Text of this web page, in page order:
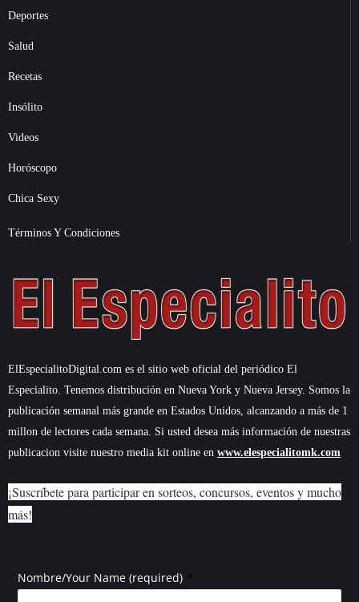
Deportes
Salud
Recetas
Insólito
Videos
Horóscopo
Chica Sexy
Términos Y Condiciones
ElEspecialitoDigital.com es el sitio web oficial del periódico El
Especialito. Tenemos distribución en Nueva York y Nueva Jersey. Somos la
publicación semanal más grande en Estados Unidos, alcanzando a más de 1
millon de lectores cada semana. Si usted desea más información de nuestras
publicacion visite nuestro media kit online en www.elespecialitomk.com
¡Suscríbete para participar en sorteos, concursos, eventos y mucho
más!
Nombre/Your Name (required) *